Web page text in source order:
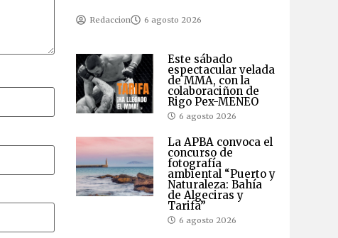
Redaccion 6 agosto 2026
Este sábado
espectacular velada
de MMA, con la
colaboraciñon de
Rigo Pex-MENEO
6 agosto 2026
La APBA convoca el
concurso de
fotografía
ambiental “Puerto y
Naturaleza: Bahía
de Algeciras y
Tarifa”
6 agosto 2026